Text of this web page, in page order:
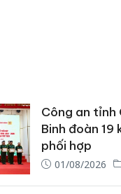
Công an tỉnh
Binh đoàn 19
phối hợp
01/08/2026